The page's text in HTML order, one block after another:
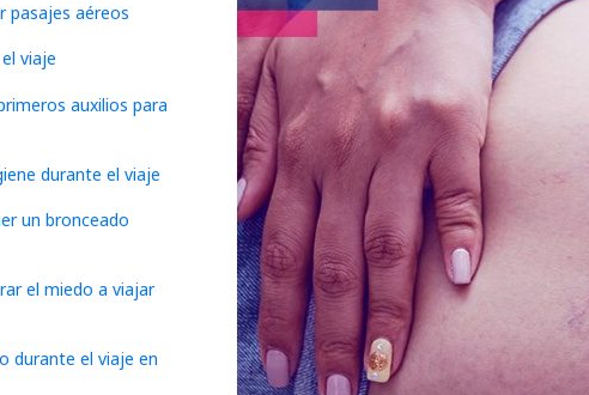
pasajes aéreos
viaje
auxilios para
durante el viaje
un bronceado
el miedo a viajar
durante el viaje en